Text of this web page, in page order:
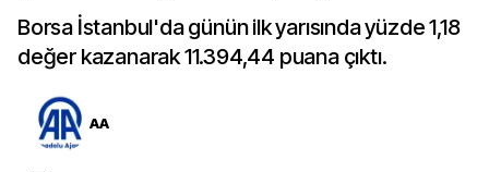
Borsa İstanbul'da günün ilk yarısında yüzde 1,18
değer kazanarak 11.394,44 puana çıktı.
AA